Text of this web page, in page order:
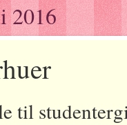
2016
til